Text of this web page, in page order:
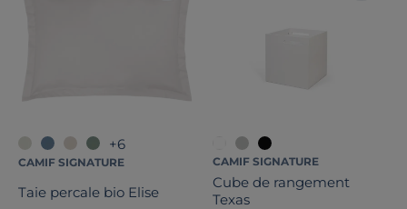
+6
CAMIF SIGNATURE
Taie percale bio Elise
CAMIF SIGNATURE
Cube de rangement
Texas